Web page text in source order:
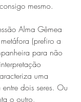
mesmo.
Alma Gêmea
(prefiro a
para não
uma
dois seres. Ou
o outro,